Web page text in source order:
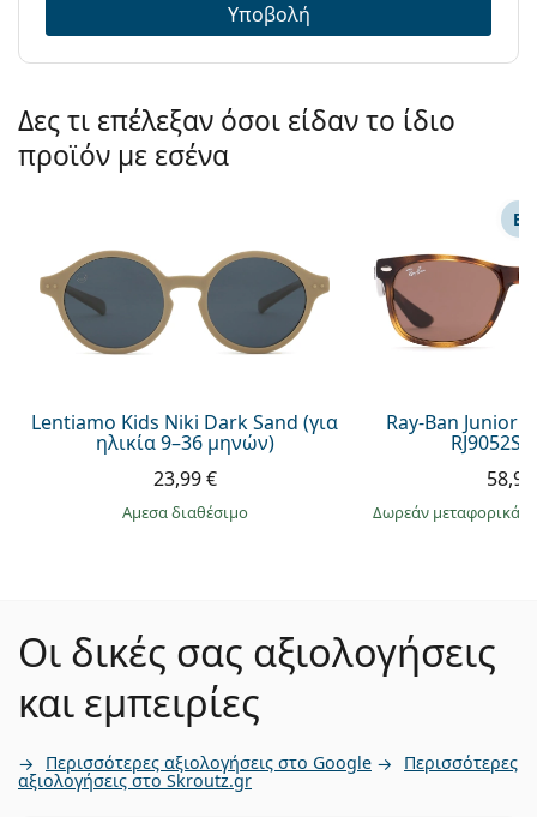
Υποβολή
Δες τι επέλεξαν όσοι είδαν το ίδιο
προϊόν με εσένα
Lentiamo Kids Niki Dark Sand (για
ηλικία 9–36 μηνών)
23,99 €
άμεσα διαθέσιμο
Ray-Ban Junior
RJ9052S
Δωρεάν μεταφορικά
Οι δικές σας αξιολογήσεις
και εμπειρίες
Περισσότερες αξιολογήσεις στο Google Περισσότερες
αξιολογήσεις στο Skroutz.gr